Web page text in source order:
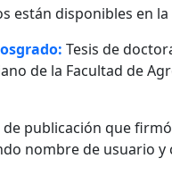
están disponibles en
Tesis de
de la Facultad de
publicación que
nombre de usuario